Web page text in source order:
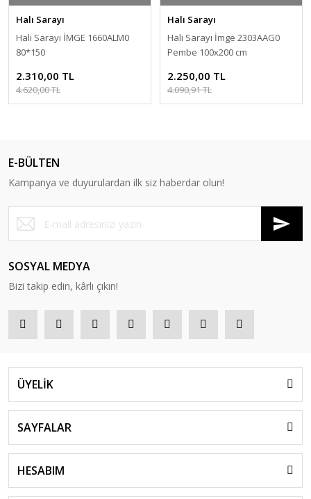
Halı Sarayı
Halı Sarayı İMGE 1660ALM0
80*150
2.310,00 TL
4.620,00 TL
Halı Sarayı
Halı Sarayı İmge 2303AAG0
Pembe 100x200 cm
2.250,00 TL
4.090,91 TL
E-BÜLTEN
Kampanya ve duyurulardan ilk siz haberdar olun!
SOSYAL MEDYA
Bizi takip edin, kârlı çıkın!
ÜYELİK
SAYFALAR
HESABIM